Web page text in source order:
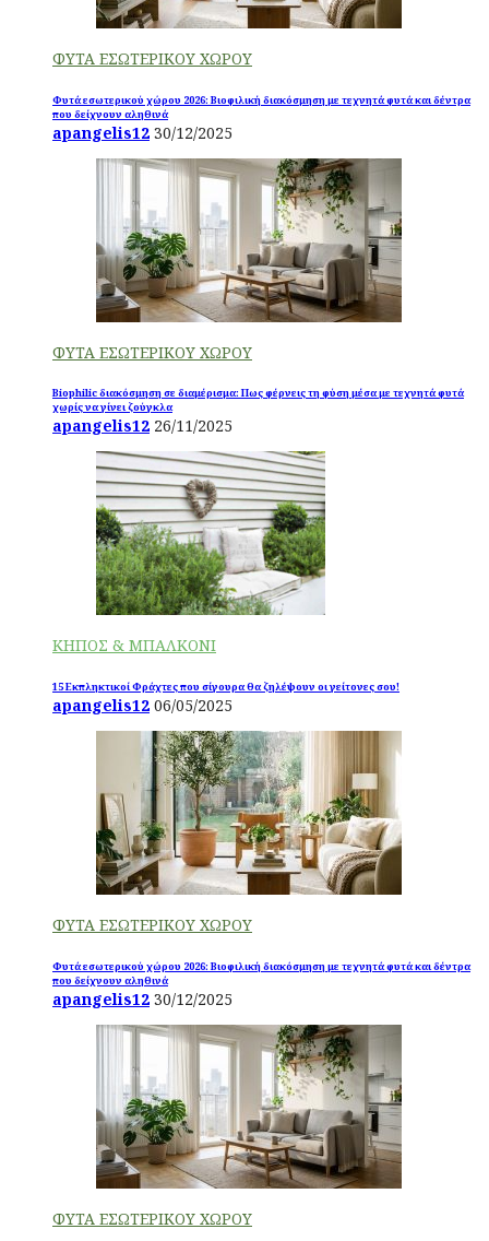
ΦΥΤΑ ΕΣΩΤΕΡΙΚΟΥ ΧΩΡΟΥ
Φυτά εσωτερικού χώρου 2026: Βιοφιλική διακόσμηση με τεχνητά φυτά και δέντρα
που δείχνουν αληθινά
apangelis12 30/12/2025
ΦΥΤΑ ΕΣΩΤΕΡΙΚΟΥ ΧΩΡΟΥ
Biophilic διακόσμηση σε διαμέρισμα: Πως φέρνεις τη φύση μέσα με τεχνητά φυτά
χωρίς να γίνει ζούγκλα
apangelis12 26/11/2025
ΚΗΠΟΣ & ΜΠΑΛΚΟΝΙ
15 Εκπληκτικοί Φράχτες που σίγουρα θα ζηλέψουν οι γείτονες σου!
apangelis12 06/05/2025
ΦΥΤΑ ΕΣΩΤΕΡΙΚΟΥ ΧΩΡΟΥ
Φυτά εσωτερικού χώρου 2026: Βιοφιλική διακόσμηση με τεχνητά φυτά και δέντρα
που δείχνουν αληθινά
apangelis12 30/12/2025
ΦΥΤΑ ΕΣΩΤΕΡΙΚΟΥ ΧΩΡΟΥ